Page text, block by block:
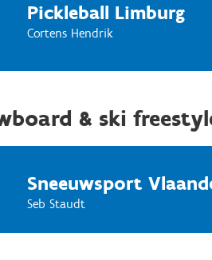
Pickleball Limburg
Cortens Hendrik
& ski
Sneeuwsport
Seb Staudt